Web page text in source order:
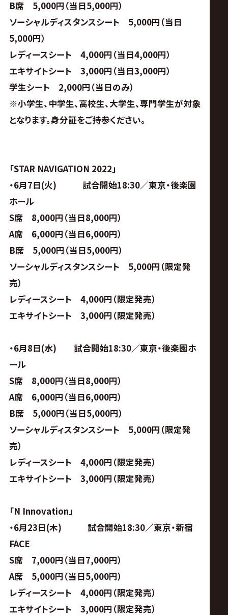
B席 5,000円（当日5,000円）
ソーシャルディスタンスシート 5,000円（当日
5,000円）
レディースシート 4,000円（当日4,000円）
エキサイトシート 3,000円（当日3,000円）
学生シート 2,000円（当日のみ）
※小学生、中学生、高校生、大学生、専門学生が対象
となります。身分証をご持参ください。
「STAR NAVIGATION 2022」
・6月7日(火) 試合開始18:30／東京・後楽園
ホール
S席 8,000円（当日8,000円）
A席 6,000円（当日6,000円）
B席 5,000円（当日5,000円）
ソーシャルディスタンスシート 5,000円（限定発
売）
レディースシート 4,000円（限定発売）
エキサイトシート 3,000円（限定発売）
・6月8日(水) 試合開始18:30／東京・後楽園ホ
ール
S席 8,000円（当日8,000円）
A席 6,000円（当日6,000円）
B席 5,000円（当日5,000円）
ソーシャルディスタンスシート 5,000円（限定発
売）
レディースシート 4,000円（限定発売）
エキサイトシート 3,000円（限定発売）
「N Innovation」
・6月23日(木) 試合開始18:30／東京・新宿
FACE
S席 7,000円（当日7,000円）
A席 5,000円（当日5,000円）
レディースシート 4,000円（限定発売）
エキサイトシート 3,000円（限定発売）